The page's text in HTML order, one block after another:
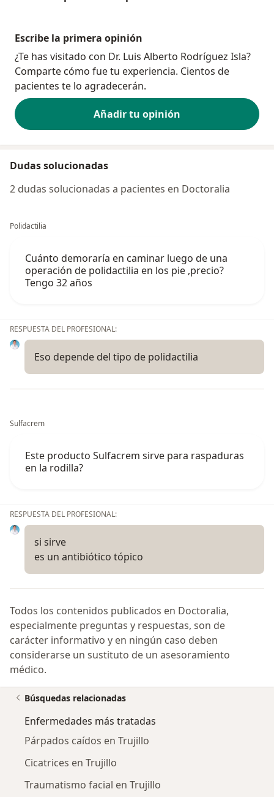
Escribe la primera opinión
¿Te has visitado con Dr. Luis Alberto Rodríguez Isla?
Comparte cómo fue tu experiencia. Cientos de
pacientes te lo agradecerán.
Añadir tu opinión
Dudas solucionadas
2 dudas solucionadas a pacientes en Doctoralia
Polidactilia
Cuánto demoraría en caminar luego de una
operación de polidactilia en los pie ,precio?
Tengo 32 años
RESPUESTA DEL PROFESIONAL:
Eso depende del tipo de polidactilia
Sulfacrem
Este producto Sulfacrem sirve para raspaduras
en la rodilla?
RESPUESTA DEL PROFESIONAL:
si sirve
es un antibiótico tópico
Todos los contenidos publicados en Doctoralia,
especialmente preguntas y respuestas, son de
carácter informativo y en ningún caso deben
considerarse un sustituto de un asesoramiento
médico.
Búsquedas relacionadas
Enfermedades más tratadas
Párpados caídos en Trujillo
Cicatrices en Trujillo
Traumatismo facial en Trujillo